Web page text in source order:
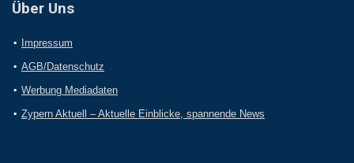
Über Uns
Impressum
AGB/Datenschutz
Werbung Mediadaten
Zypern Aktuell – Aktuelle Einblicke, spannende News